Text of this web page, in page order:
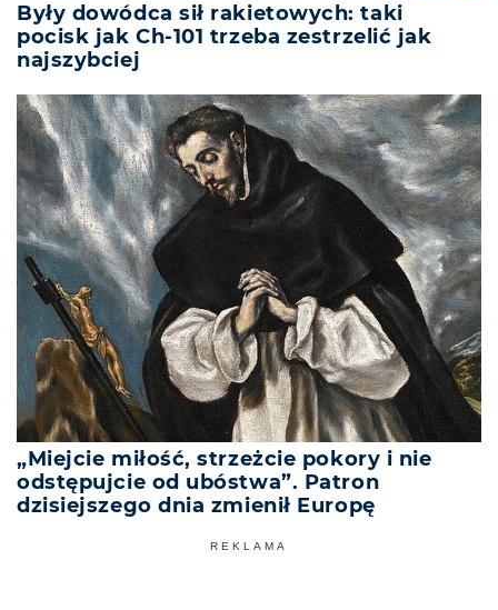
Były dowódca sił rakietowych: taki
pocisk jak Ch-101 trzeba zestrzelić jak
najszybciej
„Miejcie miłość, strzeżcie pokory i nie
odstępujcie od ubóstwa”. Patron
dzisiejszego dnia zmienił Europę
REKLAMA